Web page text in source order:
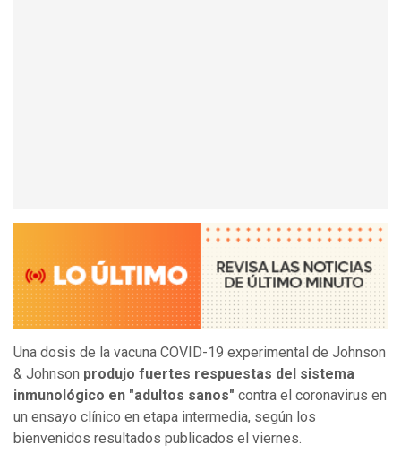
Una dosis de la vacuna COVID-19 experimental de Johnson
& Johnson produjo fuertes respuestas del sistema
inmunológico en "adultos sanos" contra el coronavirus en
un ensayo clínico en etapa intermedia, según los
bienvenidos resultados publicados el viernes.